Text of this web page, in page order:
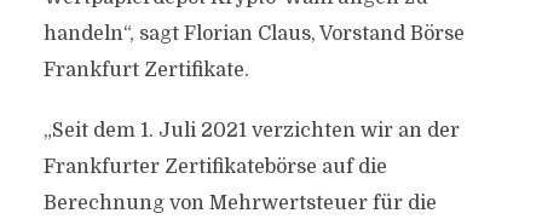
handeln“, sagt Florian Claus, Vorstand Börse
Frankfurt Zertifikate.
„Seit dem 1. Juli 2021 verzichten wir an der
Frankfurter Zertifikatebörse auf die
Berechnung von Mehrwertsteuer für die